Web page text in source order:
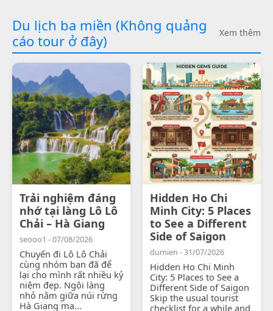
Du lịch ba miền (Không quảng
cáo tour ở đây)
Xem thêm
Trải nghiệm đáng
nhớ tại làng Lô Lô
Chải – Hà Giang
seooo1 - 07/08/2026
Chuyến đi Lô Lô Chải
cùng nhóm bạn đã để
lại cho mình rất nhiều kỷ
niệm đẹp. Ngôi làng
nhỏ nằm giữa núi rừng
Hà Giang ma...
Hidden Ho Chi
Minh City: 5 Places
to See a Different
Side of Saigon
dumien - 31/07/2026
Hidden Ho Chi Minh
City: 5 Places to See a
Different Side of Saigon
Skip the usual tourist
checklist for a while and